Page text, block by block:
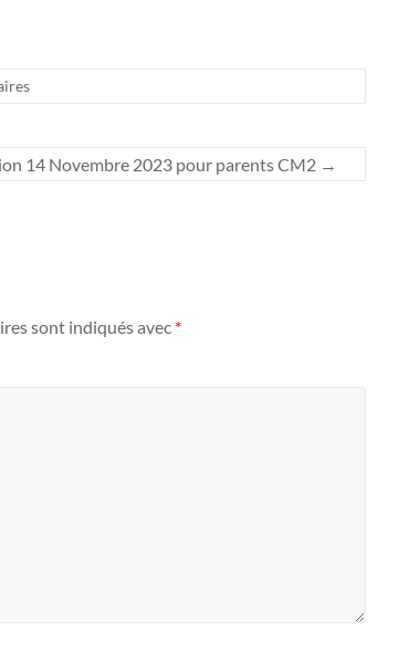
14 Novembre 2023 pour parents CM2 →
sont indiqués avec *